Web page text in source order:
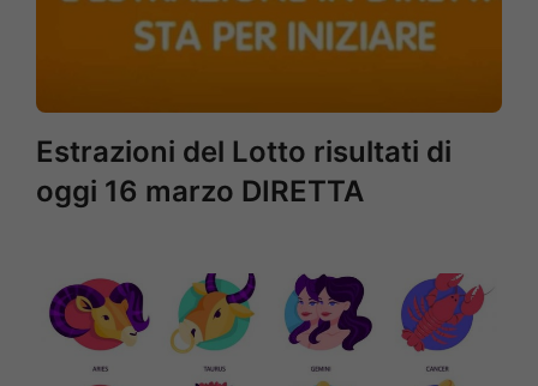
Estrazioni del Lotto risultati di
oggi 16 marzo DIRETTA